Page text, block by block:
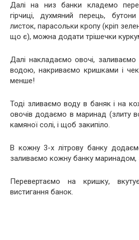
Далі на низ банки кладемо
гірчиці, духмяний перець,
листок, парасольки кропу (кріп
що є), можна додати трішечки
Далі накладаємо овочі,
водою, накриваємо кришками і
менше!
Тоді зливаємо воду в баняк і на
овочів додаємо в маринад (злиту
камяної солі, і щоб закипіло.
В кожну 3-х літрову банку
заливаємо кожну банку маринадом,
Перевертаємо на кришку,
вистигання банок.